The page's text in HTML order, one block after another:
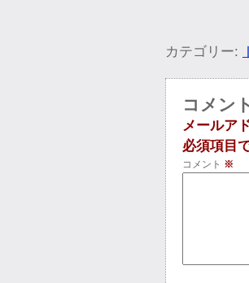
カテゴリー:
コメン
メールア
必須項目
コメント ※